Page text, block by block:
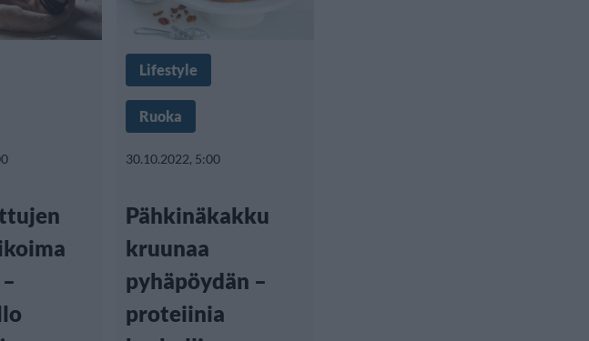
Lifestyle
Ruoka
30.10.2022, 5:00
Pähkinäkakku
kruunaa
pyhäpöydän –
proteiinia